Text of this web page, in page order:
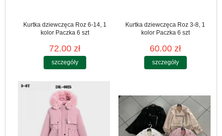
Kurtka dziewczęca Roz 6-14, 1
kolor Paczka 6 szt
72.00 zł
szczegóły
Kurtka dziewczęca Roz 3-8, 1
kolor Paczka 6 szt
60.00 zł
szczegóły